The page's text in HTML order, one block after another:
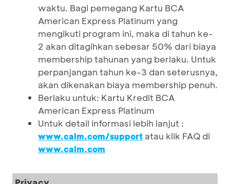
waktu. Bagi pemegang Kartu BCA
American Express Platinum yang
mengikuti program ini, maka di tahun ke-
2 akan ditagihkan sebesar 50% dari biaya
membership tahunan yang berlaku. Untuk
perpanjangan tahun ke-3 dan seterusnya,
akan dikenakan biaya membership penuh.
Berlaku untuk: Kartu Kredit BCA
American Express Platinum
Untuk detail informasi lebih lanjut :
www.calm.com/support atau klik FAQ di
www.calm.com